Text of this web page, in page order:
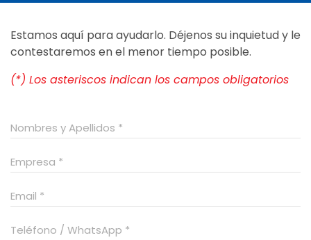
Estamos aquí para ayudarlo. Déjenos su inquietud y le
contestaremos en el menor tiempo posible.
(*) Los asteriscos indican los campos obligatorios